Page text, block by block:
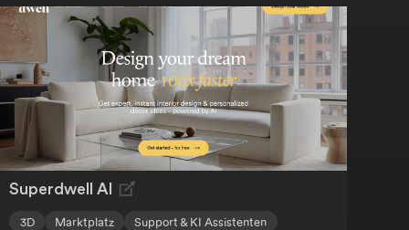
personalisierte Porträts erstellen, die du auf
T-Shirts, Tassen und weitere Produkte
drucken lassen kannst. Die eigens
entwickelte Technologie von PrintMyAI
eröffnet dir neue, fesselnde Möglichkeiten,
dein Angebot zu bereichern.
Superdwell AI
3D Marktplatz Support & KI Assistenten